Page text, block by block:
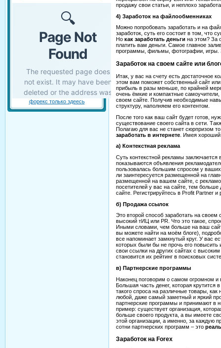
форекс только здеесь
продажу свои статьи, и неплохо
4) Заработок на файлообменниках
Можно попробовать заработать и на
заработок, суть его состоит в том, что
Но как заработать деньги на этом? За
платить вам деньги. Самое главное
программы, фильмы, фотографии, игры.
Заработок на своем сайте или
Итак, у вас на счету есть достаточное
этом вам поможет собственный сайт
прибыль в разы меньше, по крайней
очень ёмкие и компактные
своем сайте. Получив необходимые
структуру, наполняем его контентом.
После того как ваш сайт будет готов,
существование своего сайта в сети.
Полагаю для вас не станет сюрпризом
заработать в интернете . Имея
а) Контекстная реклама
Суть контекстной рекламы
показываются объявления
пользовалась большим спросом у
ли заинтересуется размещенной на
размещенной на вашем сайте, с
посетителей у вас на сайте, тем больше
сайте. Регистрируйтесь в Profit Partner
б) Продажа ссылок
Это второй способ заработать на
высокий тИЦ или PR. Что это такое,
Иными словами, чем больше на ваш
вы можете найти на моём блоге),
все напоминает замкнутый круг. У вас
которых были бы не прочь его повысить
свои ссылки на других сайтах с
становится их рейтинг в поисковых
в) Партнерские программы
Наконец поговорим о самом огромном и
Большая часть денег, которая
такого спроса на различные товары,
любой, даже самый заметный и яркий
партнерские программы и принимают в
пример: существует организация,
больше своего продукта, а вы имеете
этой организации, а именно, за каждую
сотни партнерских программ – это
Заработок на Forex